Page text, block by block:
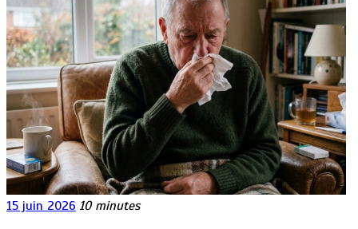
15 juin 2026 10 minutes